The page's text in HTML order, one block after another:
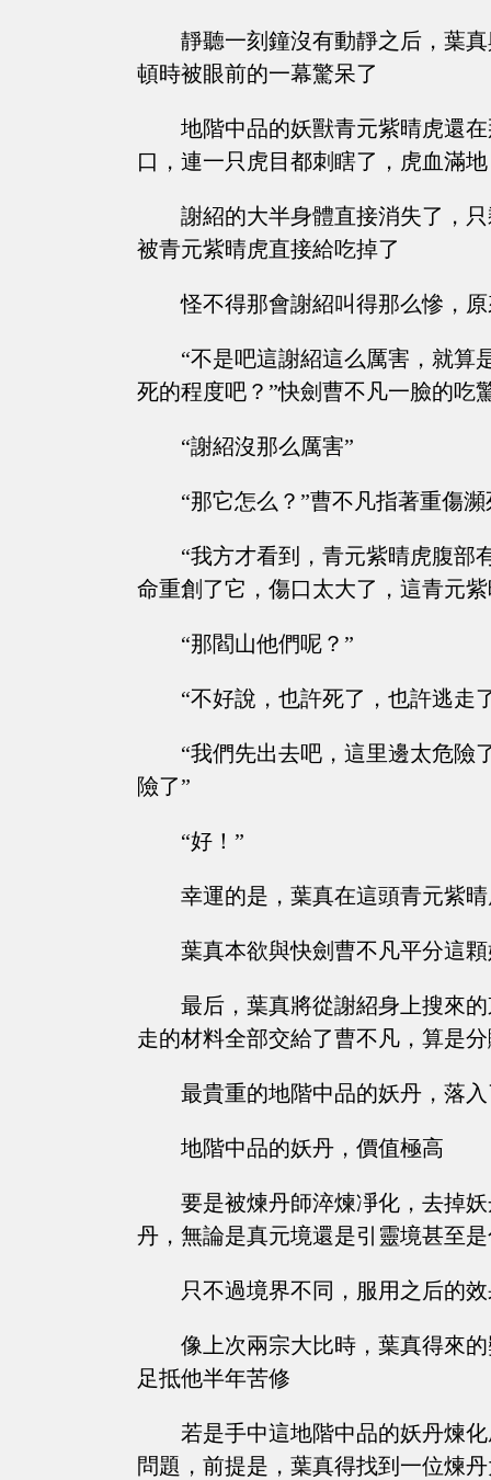
靜聽一刻鐘沒有動靜之后，葉
頓時被眼前的一幕驚呆了
地階中品的妖獸青元紫晴虎還
口，連一只虎目都刺瞎了，虎血滿
謝紹的大半身體直接消失了，
被青元紫晴虎直接給吃掉了
怪不得那會謝紹叫得那么慘，
“不是吧這謝紹這么厲害，就算
死的程度吧？”快劍曹不凡一臉的吃
“謝紹沒那么厲害”
“那它怎么？”曹不凡指著重傷
“我方才看到，青元紫晴虎腹部
命重創了它，傷口太大了，這青元
“那閻山他們呢？”
“不好說，也許死了，也許逃走
“我們先出去吧，這里邊太危險
險了”
“好！”
幸運的是，葉真在這頭青元紫
葉真本欲與快劍曹不凡平分這
最后，葉真將從謝紹身上搜來
走的材料全部交給了曹不凡，算是
最貴重的地階中品的妖丹，落
地階中品的妖丹，價值極高
要是被煉丹師淬煉凈化，去掉
丹，無論是真元境還是引靈境甚至
只不過境界不同，服用之后的
像上次兩宗大比時，葉真得來
足抵他半年苦修
若是手中這地階中品的妖丹煉
問題，前提是，葉真得找到一位煉